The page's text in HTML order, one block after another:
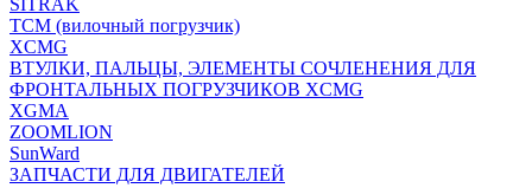
SITRAK
TCM (вилочный погрузчик)
XCMG
ВТУЛКИ, ПАЛЬЦЫ, ЭЛЕМЕНТЫ СОЧЛЕНЕНИЯ ДЛЯ
ФРОНТАЛЬНЫХ ПОГРУЗЧИКОВ XCMG
XGMA
ZOOMLION
SunWard
ЗАПЧАСТИ ДЛЯ ДВИГАТЕЛЕЙ